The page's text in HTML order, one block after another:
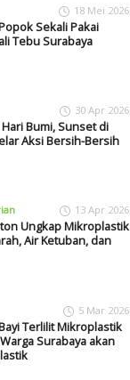
18 Mei 2026
Sekali Pakai
Tebu Surabaya
30 Apr 2026
Bumi, Sunset di
Aksi Bersih-Bersih
13 Apr 2026
Ungkap Mikroplastik
Air Ketuban, dan
5 Mar 2026
Terlilit Mikroplastik
Surabaya akan